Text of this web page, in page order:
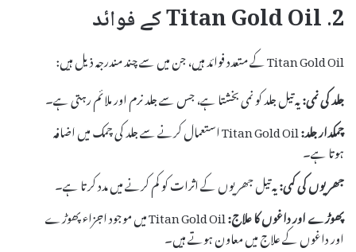
2. Titan Gold Oil کے فوائد
Titan Gold Oil کے متعدد فوائد ہیں، جن میں سے چند مندرجہ ذیل ہیں:
جلد کی نمی:یہ تیل جلد کو نمی بخشتا ہے، جس سے جلد نرم اور ملائم رہتی ہے۔
چمکدار جلد:
Titan Gold Oil استعمال کرنے سے جلد کی چمک میں اضافہ
ہوتا ہے۔
جھریوں کی کمی:یہ تیل جھریوں کے اثرات کو کم کرنے میں مدد کرتا ہے۔
پھوڑے اور داغوں کا علاج:
Titan Gold Oil میں موجود اجزاء پھوڑے
اور داغوں کے علاج میں معاون ہوتے ہیں۔